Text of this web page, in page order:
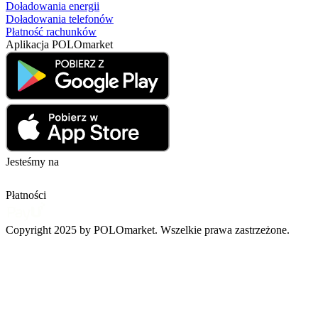
Doładowania energii
Doładowania telefonów
Płatność rachunków
Aplikacja POLOmarket
Jesteśmy na
Płatności
Copyright 2025 by POLOmarket. Wszelkie prawa zastrzeżone.